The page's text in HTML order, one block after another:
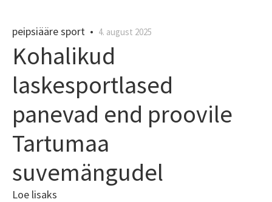
peipsiääre sport • 4. august 2025
Kohalikud
laskesportlased
panevad end proovile
Tartumaa
suvemängudel
Loe lisaks